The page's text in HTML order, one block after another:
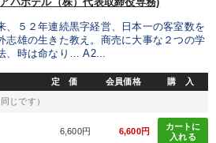
パホテル（株）代表取締役専務)
、５２年連続黒字経営、日本一の客室数を
志雄の生きた教え。商売に大事な２つの学
、時は命なり… A2...
定 価 会員価格 購 入
じです）
6,600円 6,600円
カートに
入れる